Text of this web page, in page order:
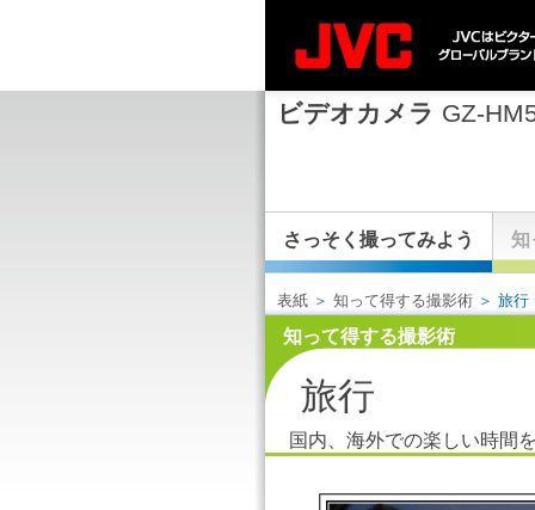
ビデオカメラ GZ-
さっそく撮ってみよう 知
表紙 ＞ 知って得する撮影術 ＞ 旅行
知って得する撮影術
旅行
国内、海外での楽しい時間